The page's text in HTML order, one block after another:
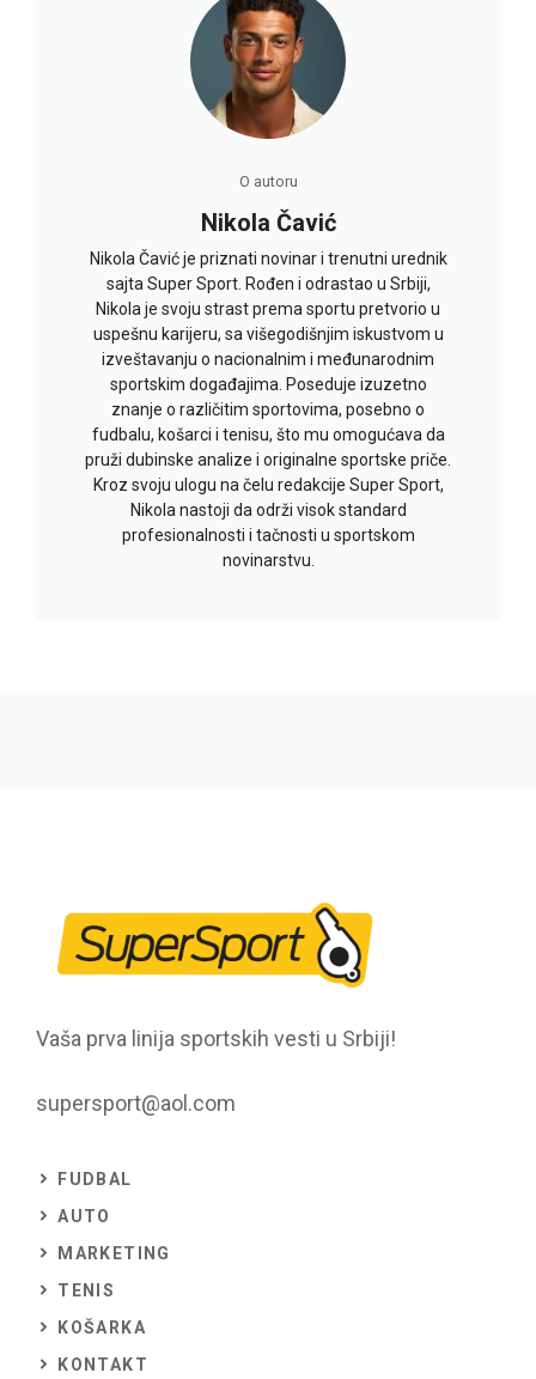
O autoru
Nikola Čavić
Nikola Čavić je priznati novinar i trenutni urednik
sajta Super Sport. Rođen i odrastao u Srbiji,
Nikola je svoju strast prema sportu pretvorio u
uspešnu karijeru, sa višegodišnjim iskustvom u
izveštavanju o nacionalnim i međunarodnim
sportskim događajima. Poseduje izuzetno
znanje o različitim sportovima, posebno o
fudbalu, košarci i tenisu, što mu omogućava da
pruži dubinske analize i originalne sportske priče.
Kroz svoju ulogu na čelu redakcije Super Sport,
Nikola nastoji da održi visok standard
profesionalnosti i tačnosti u sportskom
novinarstvu.
Vaša prva linija sportskih vesti u Srbiji!
supersport@aol.com
FUDBAL
AUTO
MARKETING
TENIS
KOŠARKA
KONTAKT